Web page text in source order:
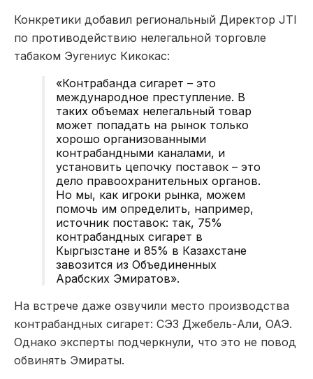
Конкретики добавил региональный Директор JTI
по противодействию нелегальной торговле
табаком Эугениус Кикокас:
«Контрабанда сигарет – это
международное преступление. В
таких объемах нелегальный товар
может попадать на рынок только
хорошо организованными
контрабандными каналами, и
установить цепочку поставок – это
дело правоохранительных органов.
Но мы, как игроки рынка, можем
помочь им определить, например,
источник поставок: так, 75%
контрабандных сигарет в
Кыргызстане и 85% в Казахстане
завозится из Объединенных
Арабских Эмиратов».
На встрече даже озвучили место производства
контрабандных сигарет: СЭЗ Джебель-Али, ОАЭ.
Однако эксперты подчеркнули, что это не повод
обвинять Эмираты.